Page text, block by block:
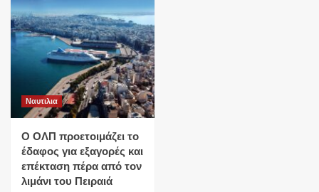
Ναυτιλια
O ΟΛΠ προετοιμάζει το
έδαφος για εξαγορές και
επέκταση πέρα από τον
λιμάνι του Πειραιά